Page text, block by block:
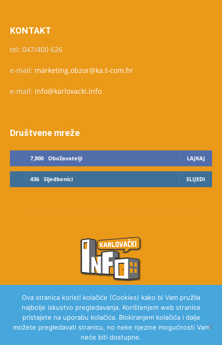
KONTAKT
tel: 047/400 626
e-mail: marketing.obzor@ka.t-com.hr
e-mail: info@karlovacki.info
Društvene mreže
7,800 Obožavatelji LAJKAJ
436 Sljedbenici SLIJEDI
O NAMA
Ova stranica koristi kolačiće (Cookies) kako bi Vam pružila
najbolje iskustvo pregledavanja. Korištenjem web stranice
pristajete na uporabu kolačića. Blokiranjem kolačića i dalje
možete pregledavati stranicu, no neke njezine mogućnosti Vam
neće biti dostupne.